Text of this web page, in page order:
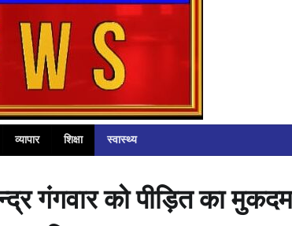
व्यापार शिक्षा स्वास्थ्य
गंगवार को पीड़ित का